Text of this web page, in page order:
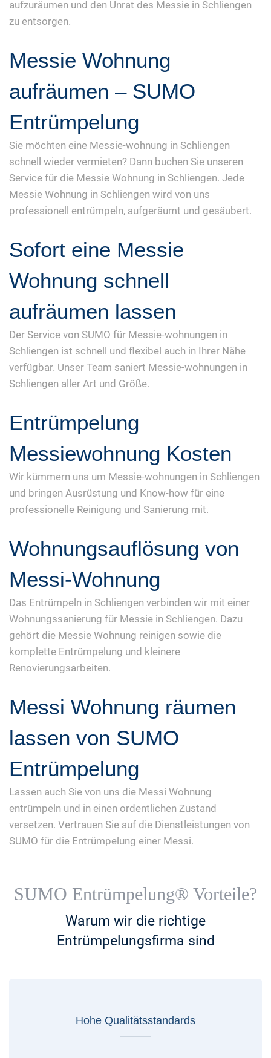
aufzuräumen und den Unrat des Messie in Schliengen
zu entsorgen.
Messie Wohnung
aufräumen – SUMO
Entrümpelung
Sie möchten eine Messie-wohnung in Schliengen
schnell wieder vermieten? Dann buchen Sie unseren
Service für die Messie Wohnung in Schliengen. Jede
Messie Wohnung in Schliengen wird von uns
professionell entrümpeln, aufgeräumt und gesäubert.
Sofort eine Messie
Wohnung schnell
aufräumen lassen
Der Service von SUMO für Messie-wohnungen in
Schliengen ist schnell und flexibel auch in Ihrer Nähe
verfügbar. Unser Team saniert Messie-wohnungen in
Schliengen aller Art und Größe.
Entrümpelung
Messiewohnung Kosten
Wir kümmern uns um Messie-wohnungen in Schliengen
und bringen Ausrüstung und Know-how für eine
professionelle Reinigung und Sanierung mit.
Wohnungsauflösung von
Messi-Wohnung
Das Entrümpeln in Schliengen verbinden wir mit einer
Wohnungssanierung für Messie in Schliengen. Dazu
gehört die Messie Wohnung reinigen sowie die
komplette Entrümpelung und kleinere
Renovierungsarbeiten.
Messi Wohnung räumen
lassen von SUMO
Entrümpelung
Lassen auch Sie von uns die Messi Wohnung
entrümpeln und in einen ordentlichen Zustand
versetzen. Vertrauen Sie auf die Dienstleistungen von
SUMO für die Entrümpelung einer Messi.
SUMO Entrümpelung® Vorteile?
Warum wir die richtige
Entrümpelungsfirma sind
Hohe Qualitätsstandards